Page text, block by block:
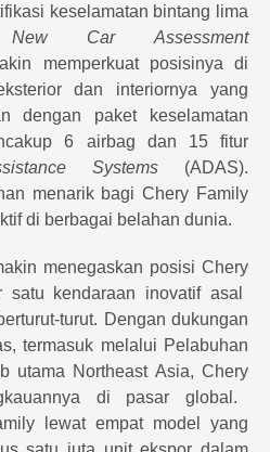
keselamatan bintang lima
New Car Assessment
memperkuat posisinya di
dan interiornya yang
dengan paket keselamatan
6 airbag dan 15 fitur
Systems (ADAS).
menarik bagiChery Family
di berbagai belahan dunia.
menegaskan posisi Chery
satu kendaraan inovatif asal
turut. Dengan dukungan
termasuk melalui Pelabuhan
utama Northeast Asia, Chery
di pasar global.
lewat empat model yang